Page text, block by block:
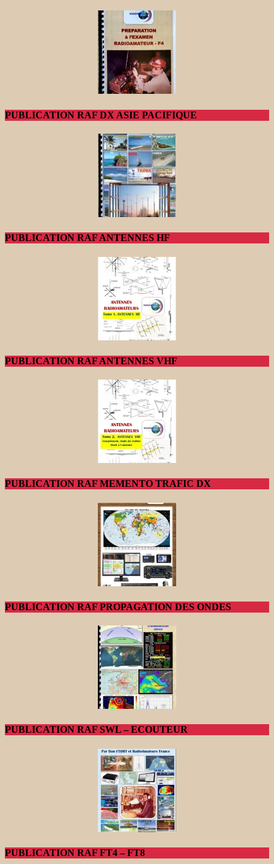
PUBLICATION RAF DX ASIE PACIFIQUE
PUBLICATION RAF ANTENNES HF
PUBLICATION RAF ANTENNES VHF
PUBLICATION RAF MEMENTO TRAFIC DX
PUBLICATION RAF PROPAGATION DES ONDES
PUBLICATION RAF SWL – ECOUTEUR
PUBLICATION RAF FT4 – FT8